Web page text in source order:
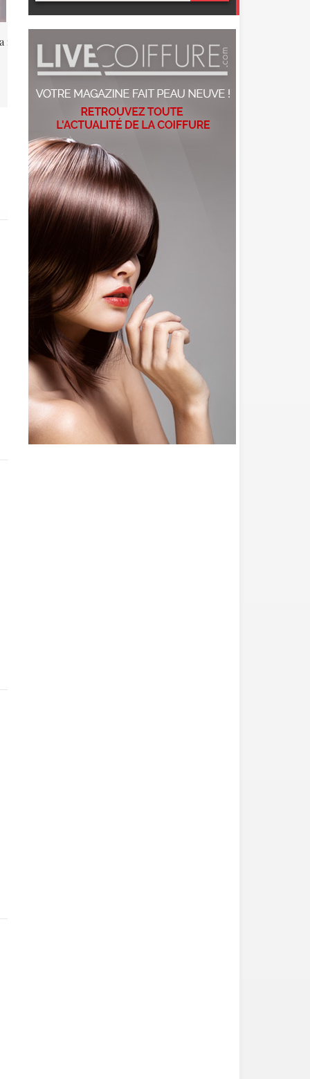
: Ici et maintenant.
Kylie Minogue, Icono de
belleza
La sublima Kylie Minogue saca su
el primer disco ...